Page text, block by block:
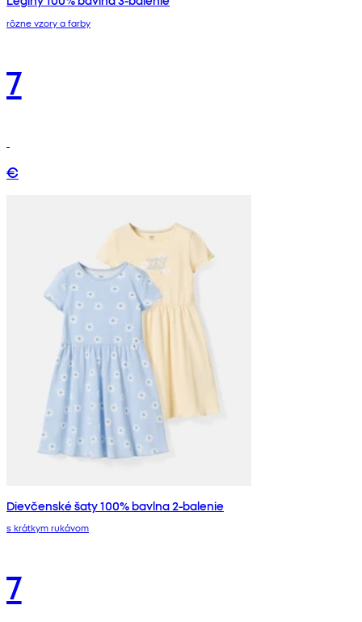
rôzne vzory a farby
7
€
Dievčenské šaty 100% bavlna 2-balenie
s krátkym rukávom
7